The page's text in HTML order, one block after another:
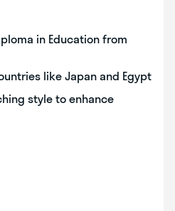
in Education from
like Japan and Egypt
style to enhance